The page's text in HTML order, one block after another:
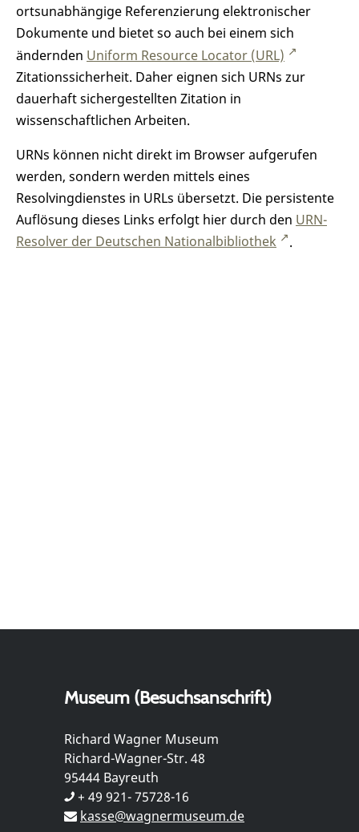
ortsunabhängige Referenzierung elektronischer
Dokumente und bietet so auch bei einem sich
ändernden Uniform Resource Locator (URL)
Zitationssicherheit. Daher eignen sich URNs zur
dauerhaft sichergestellten Zitation in
wissenschaftlichen Arbeiten.
URNs können nicht direkt im Browser aufgerufen
werden, sondern werden mittels eines
Resolvingdienstes in URLs übersetzt. Die persistente
Auflösung dieses Links erfolgt hier durch den URN-
Resolver der Deutschen Nationalbibliothek
.
Museum (Besuchsanschrift)
Richard Wagner Museum
Richard-Wagner-Str. 48
95444 Bayreuth
+ 49 921- 75728-16
kasse@wagnermuseum.de